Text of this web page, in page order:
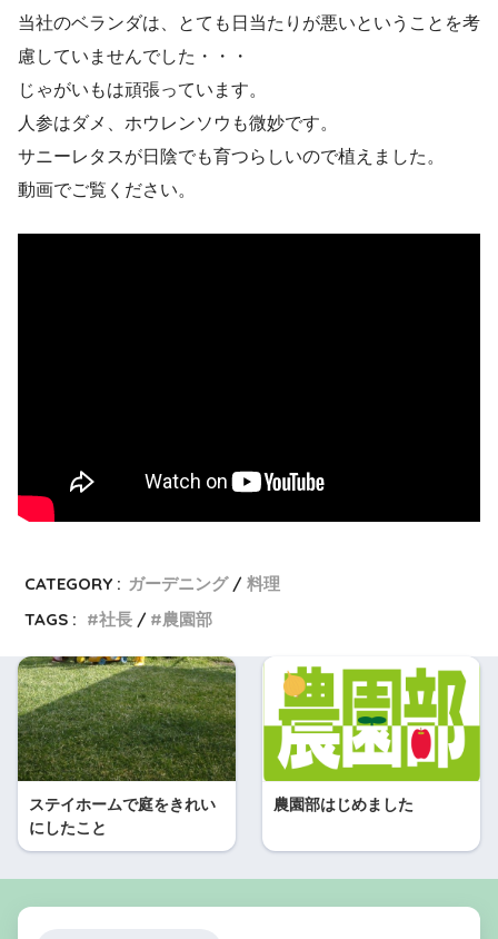
当社のベランダは、とても日当たりが悪いということを考
慮していませんでした・・・
じゃがいもは頑張っています。
人参はダメ、ホウレンソウも微妙です。
サニーレタスが日陰でも育つらしいので植えました。
動画でご覧ください。
CATEGORY : ガーデニング
料理
TAGS :
社長 農園部
ステイホームで庭をきれい
にしたこと
農園部はじめました